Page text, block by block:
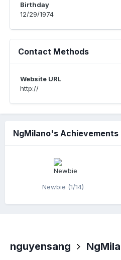
Birthday
12/29/1974
Contact Methods
Website URL
http://
NgMilano's Achievements
Newbie (1/14)
nguyensang